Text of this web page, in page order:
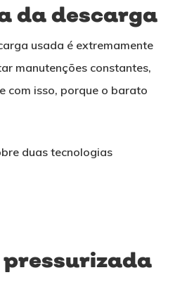
da descarga
usada é extremamente
manutenções constantes,
com isso, porque o barato
duas tecnologias